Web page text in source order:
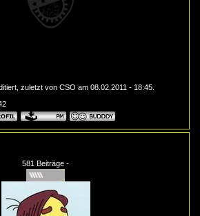
zuletzt von CSO am 08.02.2011 - 18:45.
581 Beiträge -